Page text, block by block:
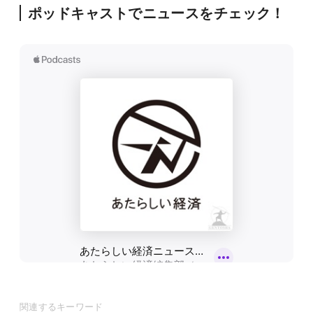
ポッドキャストでニュースをチェック！
関連するキーワード